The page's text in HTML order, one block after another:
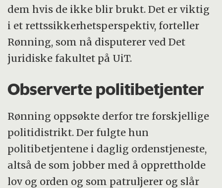
dem hvis de ikke blir brukt. Det er viktig
i et rettssikkerhetsperspektiv, forteller
Rønning, som nå disputerer ved Det
juridiske fakultet på UiT.
Observerte politibetjenter
Rønning oppsøkte derfor tre forskjellige
politidistrikt. Der fulgte hun
politibetjentene i daglig ordenstjeneste,
altså de som jobber med å opprettholde
lov og orden og som patruljerer og slår